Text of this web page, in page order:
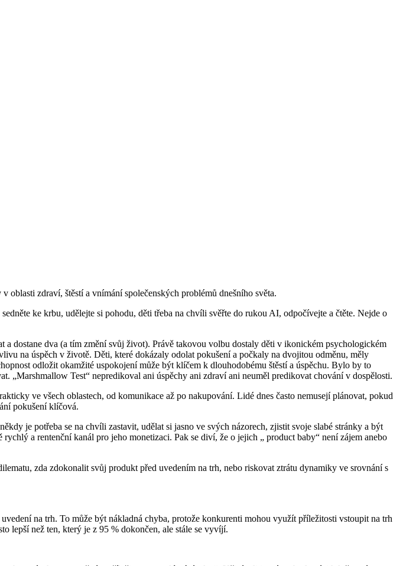
zdraví, štěstí a vnímání společenských problémů dnešního světa.
ke krbu, udělejte si pohodu, děti třeba na chvíli svěřte do rukou AI, odpočívejte a čtěte. Nejde o
a dostane dva (a tím změní svůj život). Právě takovou volbu dostaly děti v ikonickém psychologickém
na úspěch v životě. Děti, které dokázaly odolat pokušení a počkaly na dvojitou odměnu, měly
odložit okamžité uspokojení může být klíčem k dlouhodobému štěstí a úspěchu. Bylo by to
„Marshmallow Test“ nepredikoval ani úspěchy ani zdraví ani neuměl predikovat chování v dospělosti.
ve všech oblastech, od komunikace až po nakupování. Lidé dnes často nemusejí plánovat, pokud
pokušení klíčová.
je potřeba se na chvíli zastavit, udělat si jasno ve svých názorech, zjistit svoje slabé stránky a být
a rentenční kanál pro jeho monetizaci. Pak se diví, že o jejich „ product baby“ není zájem anebo
zda zdokonalit svůj produkt před uvedením na trh, nebo riskovat ztrátu dynamiky ve srovnání s
na trh. To může být nákladná chyba, protože konkurenti mohou využít příležitosti vstoupit na trh
lepší než ten, který je z 95 % dokončen, ale stále se vyvíjí.